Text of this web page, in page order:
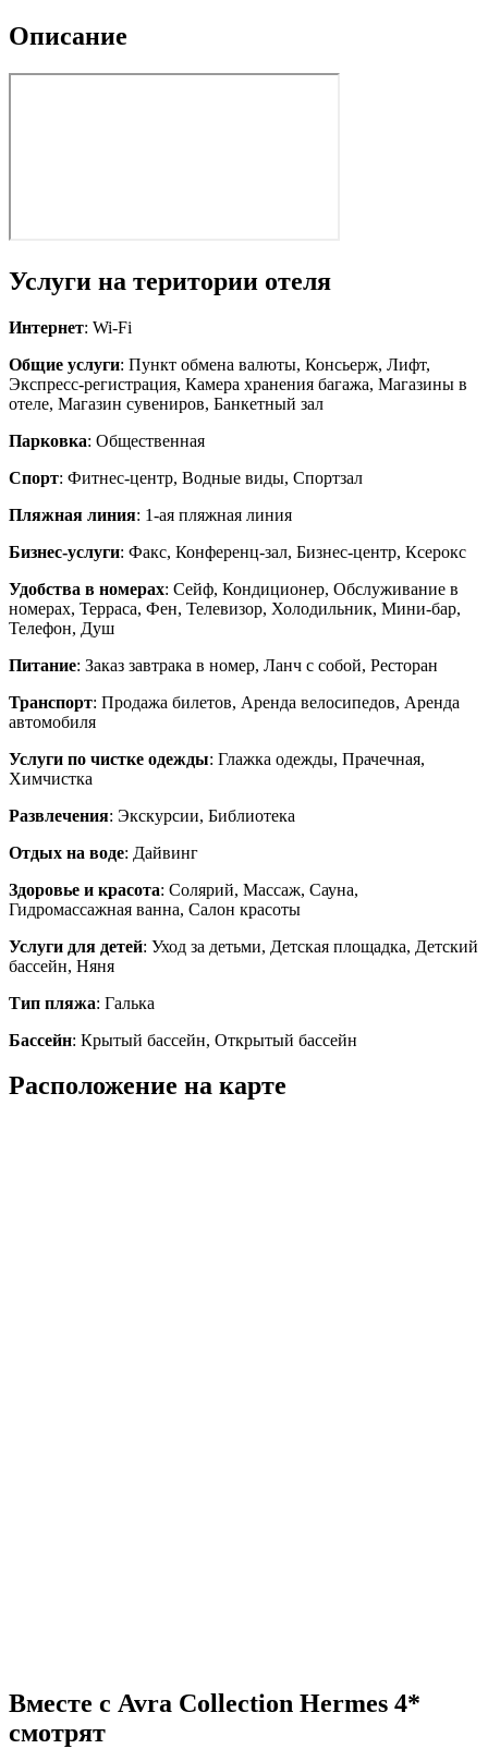
Описание
Услуги на територии отеля
Интернет: Wi-Fi
Общие услуги: Пункт обмена валюты, Консьерж, Лифт,
Экспресс-регистрация, Камера хранения багажа, Магазины в
отеле, Магазин сувениров, Банкетный зал
Парковка: Общественная
Спорт: Фитнес-центр, Водные виды, Спортзал
Пляжная линия: 1-ая пляжная линия
Бизнес-услуги: Факс, Конференц-зал, Бизнес-центр, Ксерокс
Удобства в номерах: Сейф, Кондиционер, Обслуживание в
номерах, Терраса, Фен, Телевизор, Холодильник, Мини-бар,
Телефон, Душ
Питание: Заказ завтрака в номер, Ланч с собой, Ресторан
Транспорт: Продажа билетов, Аренда велосипедов, Аренда
автомобиля
Услуги по чистке одежды: Глажка одежды, Прачечная,
Химчистка
Развлечения: Экскурсии, Библиотека
Отдых на воде: Дайвинг
Здоровье и красота: Солярий, Массаж, Сауна,
Гидромассажная ванна, Салон красоты
Услуги для детей: Уход за детьми, Детская площадка, Детский
бассейн, Няня
Тип пляжа: Галька
Бассейн: Крытый бассейн, Открытый бассейн
Расположение на карте
Вместе с Avra Collection Hermes 4*
смотрят